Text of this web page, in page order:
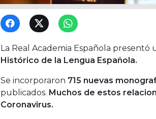
La Real Academia Española presentó
Histórico de la Lengua Española.
Se incorporaron 715 nuevas
publicados. Muchos de estos
Coronavirus.